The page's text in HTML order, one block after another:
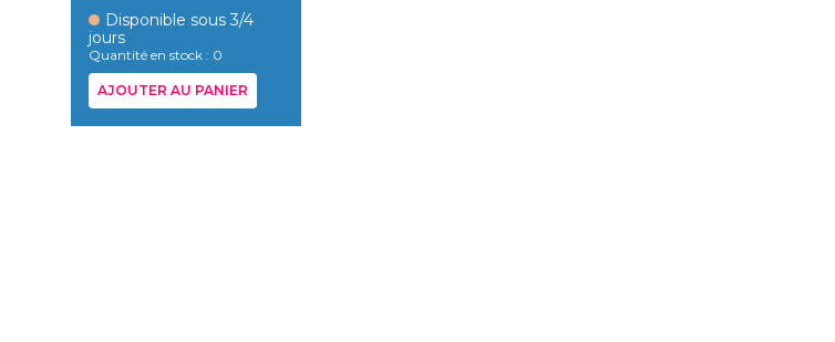
Disponible sous 3/4
jours
Quantité en stock : 0
AJOUTER AU PANIER